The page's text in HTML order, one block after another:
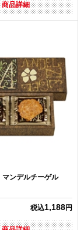
商品詳細
マンデルチーゲル
税込1,188円